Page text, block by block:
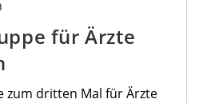
für Ärzte
zum dritten Mal für Ärzte